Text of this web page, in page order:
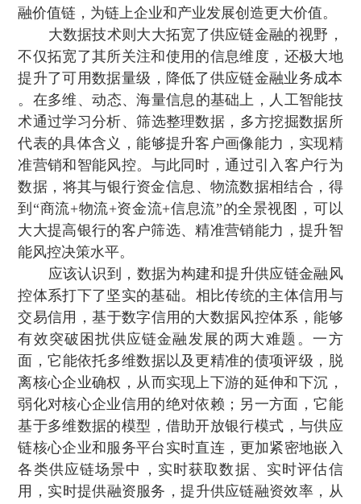
融价值链 ，为链上企业和产业发展创造更大价值。
大数据技术则大大拓宽了供应链金融的视野，
不仅拓宽了其所关注和使用的信息维度 ，还极大地
提升了可用数据量级 ，降低了供应链金融业务成本
。在多维 、动态、海量信息的基础上，人工智能技
术通过学习分析 、筛选整理数据，多方挖掘数据所
代表的具体含义，能够提升客户画像能力 ，实现精
准营销和智能风控。与此同时，通过引入客户行为
数据 ，将其与银行资金信息 、物流数据相结合，得
到“商流+物流+资金流+信息流”的全景视图，可以
大大提高银行的客户筛选、精准营销能力，提升智
能风控决策水平 。
应该认识到，数据为构建和提升供应链金融风
控体系打下了坚实的基础。相比传统的主体信用与
交易信用，基于数字信用的大数据风控体系，能够
有效突破困扰供应链金融发展的两大难题。一方
面 ，它能依托多维数据以及更精准的债项评级，脱
离核心企业确权，从而实现上下游的延伸和下沉 ，
弱化对核心企业信用的绝对依赖 ；另一方面，它能
基于多维数据的模型 ，借助开放银行模式，与供应
链核心企业和服务平台实时直连 ，更加紧密地嵌入
各类供应链场景中，实时获取数据、实时评估信
用，实时提供融资服务，提升供应链融资效率，从